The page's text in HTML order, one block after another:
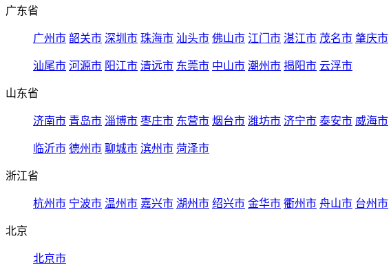
广东省
广州市 韶关市 深圳市 珠海市 汕头市 佛山市 江门市 湛江市 茂名市 肇庆市
汕尾市 河源市 阳江市 清远市 东莞市 中山市 潮州市 揭阳市 云浮市
山东省
济南市 青岛市 淄博市 枣庄市 东营市 烟台市 潍坊市 济宁市 泰安市 威海市
临沂市 德州市 聊城市 滨州市 菏泽市
浙江省
杭州市 宁波市 温州市 嘉兴市 湖州市 绍兴市 金华市 衢州市 舟山市 台州市
北京
北京市